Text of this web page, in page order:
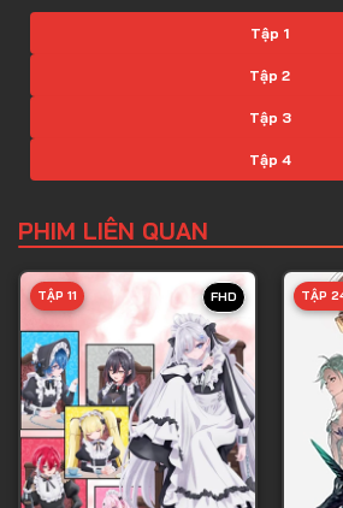
Tập 1
Tập 2
Tập 3
Tập 4
Tập 6
Tập 8
Tập 10
Tập 11
Tập 12
PHIM LIÊN QUAN
FHD
TẬP 11 TẬP